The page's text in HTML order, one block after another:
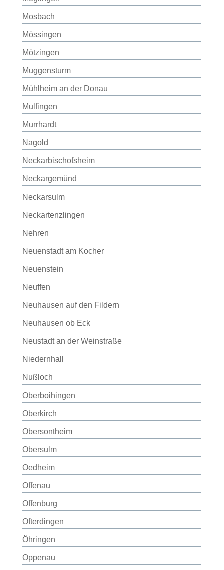
Mosbach
Mössingen
Mötzingen
Muggensturm
Mühlheim an der Donau
Mulfingen
Murrhardt
Nagold
Neckarbischofsheim
Neckargemünd
Neckarsulm
Neckartenzlingen
Nehren
Neuenstadt am Kocher
Neuenstein
Neuffen
Neuhausen auf den Fildern
Neuhausen ob Eck
Neustadt an der Weinstraße
Niedernhall
Nußloch
Oberboihingen
Oberkirch
Obersontheim
Obersulm
Oedheim
Offenau
Offenburg
Ofterdingen
Öhringen
Oppenau